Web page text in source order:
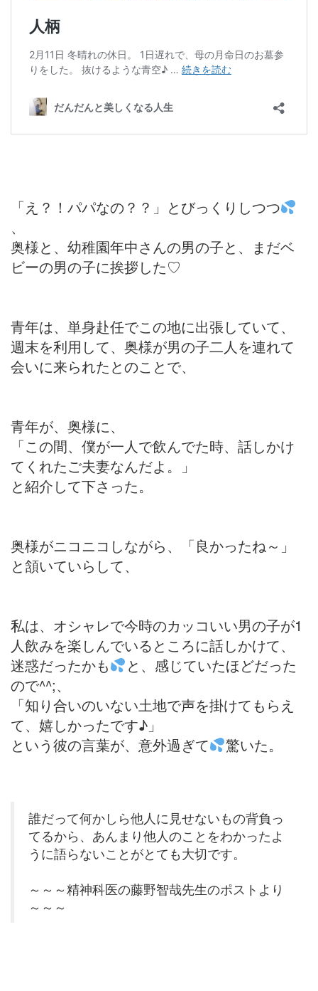
「え？！パパなの？？」とびっくりしつつ
、
奥様と、幼稚園年中さんの男の子と、まだベ
ビーの男の子に挨拶した♡
青年は、単身赴任でこの地に出張していて、
週末を利用して、奥様が男の子二人を連れて
会いに来られたとのことで、
青年が、奥様に、
「この間、僕が一人で飲んでた時、話しかけ
てくれたご夫妻なんだよ。」
と紹介して下さった。
奥様がニコニコしながら、「良かったね～」
と頷いていらして、
私は、オシャレで今時のカッコいい男の子が1
人飲みを楽しんでいるところに話しかけて、
迷惑だったかも
と、感じていたほどだった
ので^^;、
「知り合いのいない土地で声を掛けてもらえ
て、嬉しかったです♪」
という彼の言葉が、意外過ぎて
驚いた。
誰だって何かしら他人に見せないもの背負っ
てるから、あんまり他人のことをわかったよ
うに語らないことがとても大切です。
～～～精神科医の藤野智哉先生のポストより
～～～